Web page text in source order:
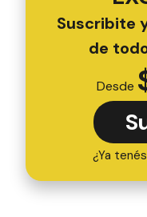
Suscribite
de
Desde
¿Ya